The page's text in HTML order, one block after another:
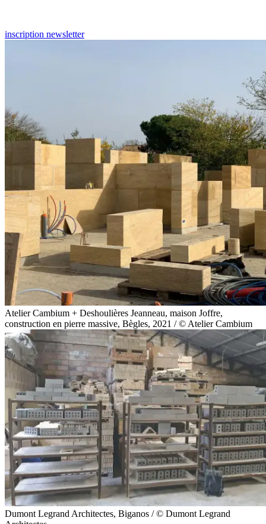
inscription newsletter
Atelier Cambium + Deshoulières Jeanneau, maison Joffre,
construction en pierre massive, Bègles, 2021 / © Atelier Cambium
Dumont Legrand Architectes, Biganos / © Dumont Legrand